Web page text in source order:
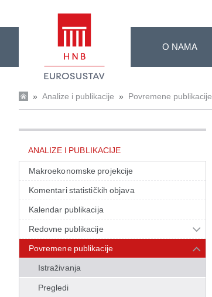
O NAMA
» Analize i publikacije » Povremene publikacije
ANALIZE I PUBLIKACIJE
Makroekonomske projekcije
Komentari statističkih objava
Kalendar publikacija
Redovne publikacije
Povremene publikacije
Istraživanja
Pregledi